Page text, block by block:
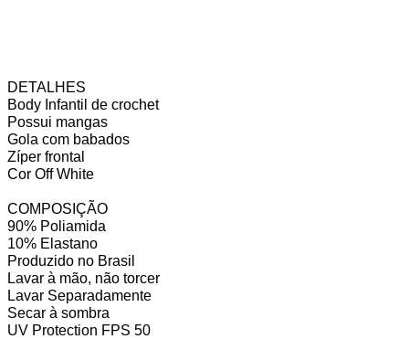
DETALHES
Body Infantil de crochet
Possui mangas
Gola com babados
Zíper frontal
Cor Off White
COMPOSIÇÃO
90% Poliamida
10% Elastano
Produzido no Brasil
Lavar à mão, não torcer
Lavar Separadamente
Secar à sombra
UV Protection FPS 50